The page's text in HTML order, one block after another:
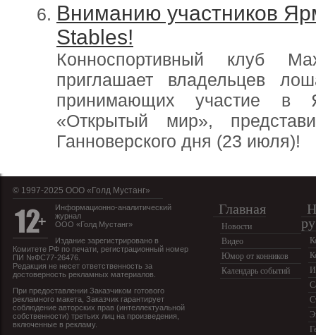
Вниманию участников
Stables!
Конноспортивный клуб
приглашает владельцев
принимающих участие в
«Открытый мир»,
Ганноверского дня (23 июля)!
© 1997-2025 OOO «Голд Мустанг»
Информационно-аналитический
журнал
ООО «Голд Мустанг»
Издание зарегистрировано в
Комитете РФ по печати, регистрационный номер
ПИ №ФС77-26476.
Редакция не несет ответственность за
достоверность рекламных материалов.
При предоставлении Заказчиком готового
рекламного макета, Заказчик гарантирует
соблюдение авторских прав (интеллектуальной
собственности) третьих лиц на произведения,
включенные в рекламу.
Главная
Новости
Видео
Юмор от конников
Календарь событий